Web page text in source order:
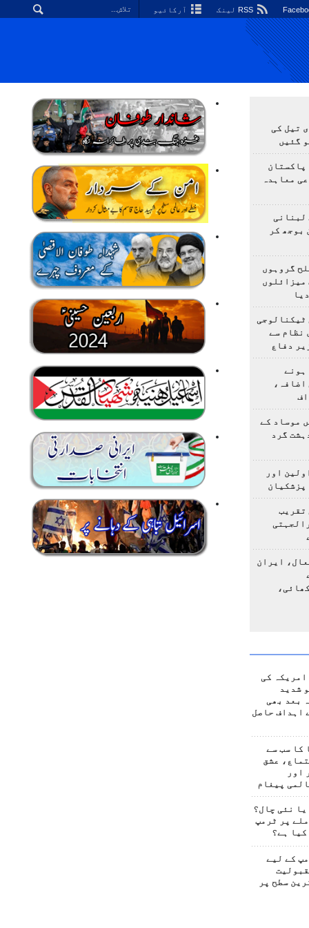
آرکائیو
تیل کی
گئیں
پاکستان
معاہدہ
لبنانی
بوجھ کر
گروہوں
میزائلوں
ٹیکنالوجی
نظام سے
دفاع
ہونے
اضافہ،
موساد کے
4 مسلح دہشت گرد
اور
پزشکیان
تقریب
ایران
امریکہ کی
شدید
بعد بھی
اہداف حاصل
کا سب سے
عشق
اور
پیغام
نئی چال؟
پر ٹرمپ
کیا ہے؟
کے لیے
سطح پر